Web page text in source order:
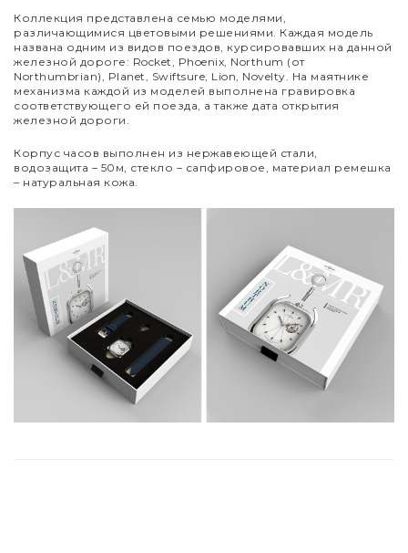
Коллекция представлена семью моделями,
различающимися цветовыми решениями. Каждая модель
названа одним из видов поездов, курсировавших на данной
железной дороге: Rocket, Phoenix, Northum (от
Northumbrian), Planet, Swiftsure, Lion, Novelty. На маятнике
механизма каждой из моделей выполнена гравировка
соответствующего ей поезда, а также дата открытия
железной дороги.
Корпус часов выполнен из нержавеющей стали,
водозащита – 50м, стекло – сапфировое, материал ремешка
– натуральная кожа.